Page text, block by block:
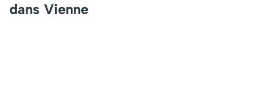
dans Vienne